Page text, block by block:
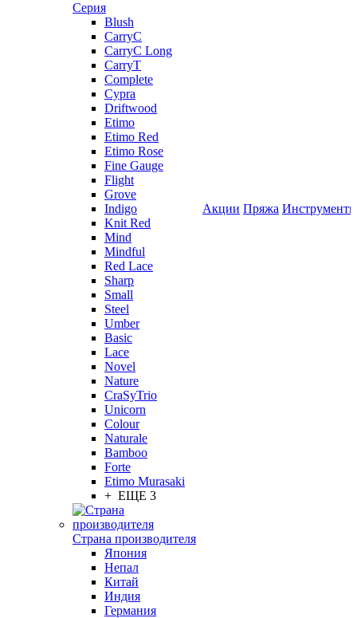
Серия
Blush
CarryC
CarryC Long
CarryT
Complete
Cypra
Driftwood
Etimo
Etimo Red
Etimo Rose
Fine Gauge
Flight
Grove
Indigo
Knit Red
Mind
Mindful
Red Lace
Sharp
Small
Steel
Umber
Basic
Lace
Novel
Nature
CraSyTrio
Unicorn
Colour
Naturale
Bamboo
Forte
Etimo Murasaki
+ ЕЩЕ 3
Страна производителя
Япония
Непал
Китай
Индия
Германия
Акции Пряжа Инструменты